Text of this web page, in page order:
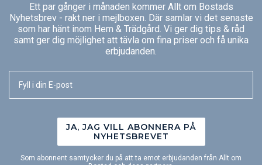
Ett par gånger i månaden kommer Allt om Bostads
Nyhetsbrev - rakt ner i mejlboxen. Där samlar vi det senaste
som har hänt inom Hem & Trädgård. Vi ger dig tips & råd
samt ger dig möjlighet att tävla om fina priser och få unika
erbjudanden.
JA, JAG VILL ABONNERA PÅ
NYHETSBREVET
Som abonnent samtycker du på att ta emot erbjudanden från Allt om